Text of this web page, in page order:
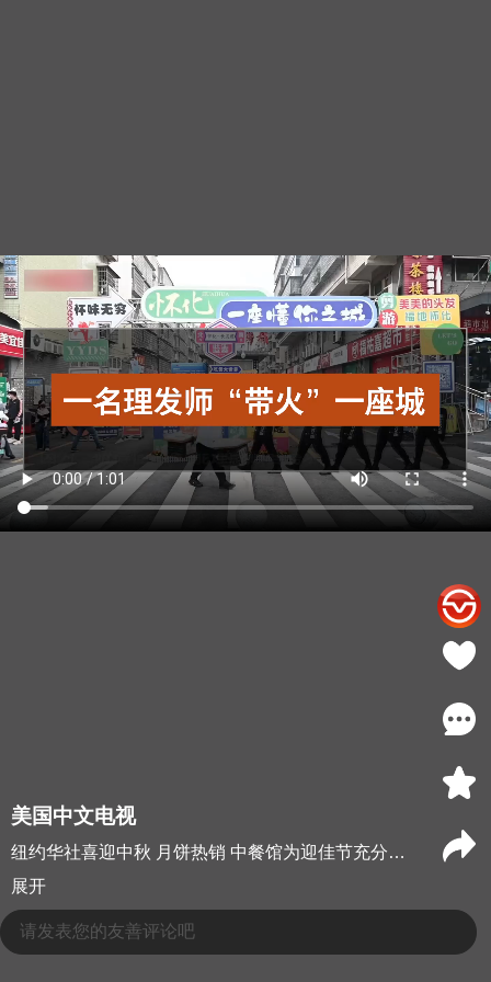
美国中文电视
纽约华社喜迎中秋 月饼热销 中餐馆为迎佳节充分准备
展开
请发表您的友善评论吧